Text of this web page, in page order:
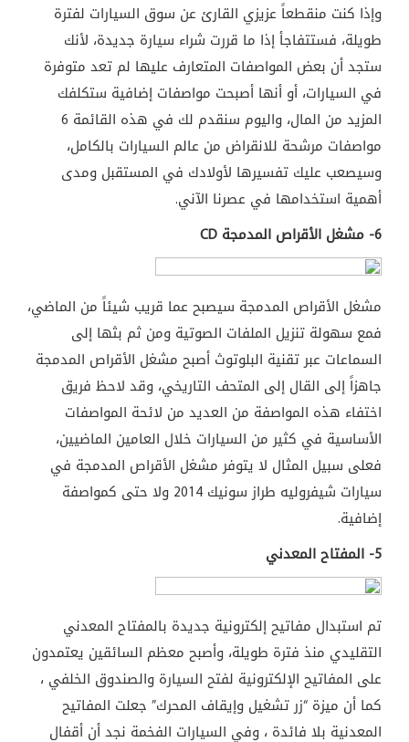
وإذا كنت منقطعاً عزيزي القارئ عن سوق السيارات لفترة
طويلة، فستتفاجأ إذا ما قررت شراء سيارة جديدة، لأنك
ستجد أن بعض المواصفات المتعارف عليها لم تعد متوفرة
في السيارات، أو أنها أصبحت مواصفات إضافية ستكلفك
المزيد من المال، واليوم سنقدم لك في هذه القائمة 6
مواصفات مرشحة للانقراض من عالم السيارات بالكامل،
وسيصعب عليك تفسيرها لأولادك في المستقبل ومدى
أهمية استخدامها في عصرنا الآني.
6- مشغل الأقراص المدمجة
CD
مشغل الأقراص المدمجة سيصبح عما قريب شيئاً من الماضي،
فمع سهولة تنزيل الملفات الصوتية ومن ثم بثها إلى
السماعات عبر تقنية البلوتوث أصبح مشغل الأقراص المدمجة
جاهزاً إلى القال إلى المتحف التاريخي، وقد لاحظ فريق
اختفاء هذه المواصفة من العديد من لائحة المواصفات
الأساسية في كثير من السيارات خلال العامين الماضيين،
فعلى سبيل المثال لا يتوفر مشغل الأقراص المدمجة في
سيارات شيفروليه طراز سونيك 2014 ولا حتى كمواصفة
إضافية.
5- المفتاح المعدني
تم استبدال مفاتيح إلكترونية جديدة بالمفتاح المعدني
التقليدي منذ فترة طويلة، وأصبح معظم السائقين يعتمدون
على المفاتيح الإلكترونية لفتح السيارة والصندوق الخلفي ،
كما أن ميزة “زر تشغيل وإيقاف المحرك” جعلت المفاتيح
المعدنية بلا فائدة ، وفي السيارات الفخمة نجد أن أقفال